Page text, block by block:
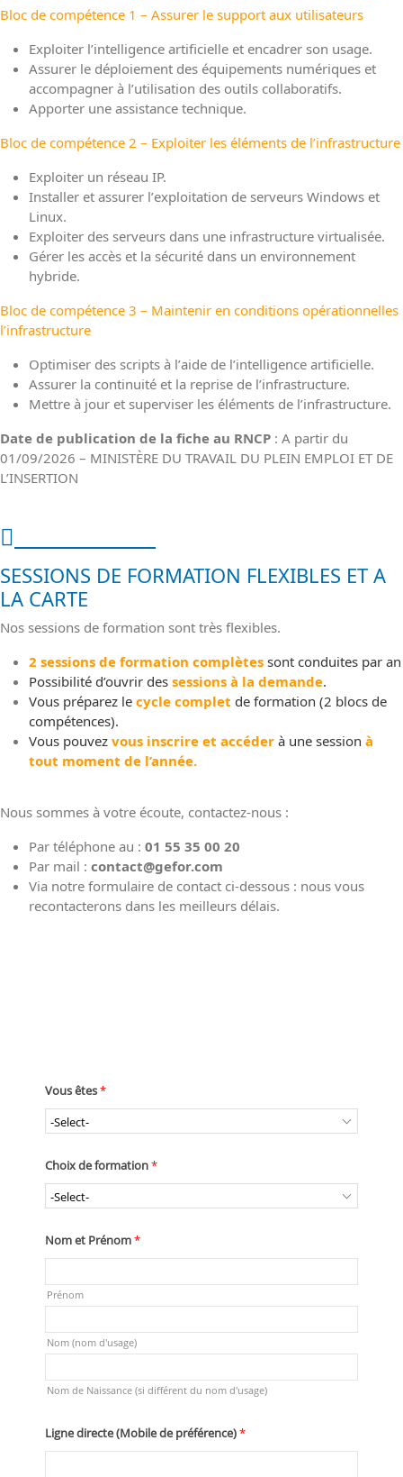
Bloc de compétence 1 – Assurer le support aux utilisateurs
Exploiter l’intelligence artificielle et encadrer son usage.
Assurer le déploiement des équipements numériques et
accompagner à l’utilisation des outils collaboratifs.
Apporter une assistance technique.
Bloc de compétence 2 – Exploiter les éléments de l’infrastructure
Exploiter un réseau IP.
Installer et assurer lʼexploitation de serveurs Windows et
Linux.
Exploiter des serveurs dans une infrastructure virtualisée.
Gérer les accès et la sécurité dans un environnement
hybride.
Bloc de compétence 3 – Maintenir en conditions opérationnelles
l’infrastructure
Optimiser des scripts à lʼaide de l’intelligence artificielle.
Assurer la continuité et la reprise de lʼinfrastructure.
Mettre à jour et superviser les éléments de lʼinfrastructure.
Date de publication de la fiche au RNCP : A partir du
01/09/2026 – MINISTÈRE DU TRAVAIL DU PLEIN EMPLOI ET DE
L’INSERTION
SESSIONS DE FORMATION FLEXIBLES ET A
LA CARTE
Nos sessions de formation sont très flexibles.
2 sessions de formation complètes sont conduites par an
Possibilité d’ouvrir des sessions à la demande.
Vous préparez le cycle complet de formation (2 blocs de
compétences).
Vous pouvez vous inscrire et accéder à une session à
tout moment de l’année.
Nous sommes à votre écoute, contactez-nous :
Par téléphone au : 01 55 35 00 20
Par mail : contact@gefor.com
Via notre formulaire de contact ci-dessous : nous vous
recontacterons dans les meilleurs délais.